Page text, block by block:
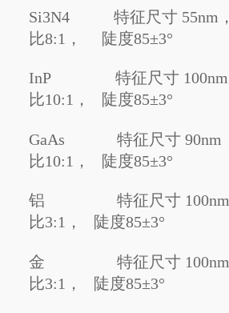
Si3N4 特征尺寸
比8:1， 陡度85±3°
InP 特征尺寸
比10:1， 陡度85±3°
GaAs 特征尺寸
比10:1， 陡度85±3°
铝 特征尺寸
比3:1， 陡度85±3°
金 特征尺寸
比3:1， 陡度85±3°